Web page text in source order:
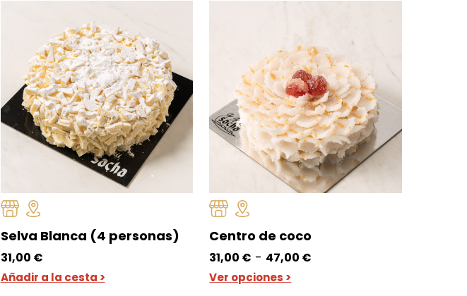
Selva Blanca (4 personas)
31,00 €
Añadir a la cesta >
Centro de coco
31,00 € - 47,00 €
Ver opciones >